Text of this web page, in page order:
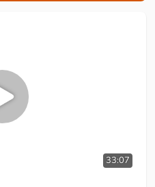
33:07